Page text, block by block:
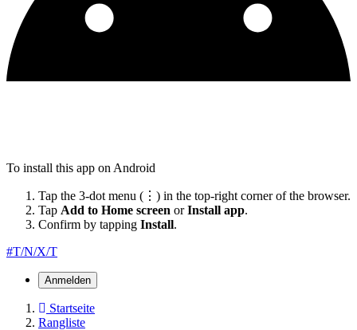
To install this app on Android
Tap the 3-dot menu (⋮) in the top-right corner of the browser.
Tap Add to Home screen orInstall app.
Confirm by tapping Install.
#T/N/X/T
Anmelden
Startseite
Rangliste